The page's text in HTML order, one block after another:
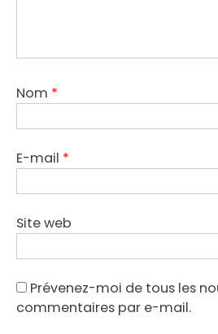
Nom *
E-mail *
Site web
Prévenez-moi de tous les
commentaires par e-mail.